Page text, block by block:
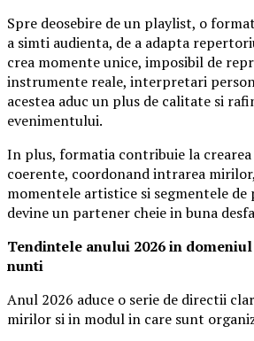
Spre deosebire de un playlist, o
a simti audienta, de a adapta
crea momente unice, imposibil de
instrumente reale, interpretari
acestea aduc un plus de calitate si
evenimentului.
In plus, formatia contribuie la
coerente, coordonand intrarea
momentele artistice si segmentele de
devine un partener cheie in buna
Tendintele anului 2026 in
nunti
Anul 2026 aduce o serie de directii
mirilor si in modul in care sunt